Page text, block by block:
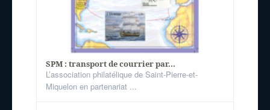
SPM : transport de courrier par...
L’association philatélique de Saint-Pierre-et-
Miquelon en partenariat ...